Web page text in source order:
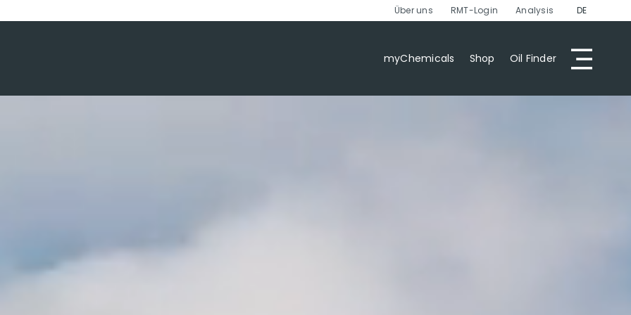
Über uns RMT-Login Analysis DE
myChemicals Shop Oil Finder